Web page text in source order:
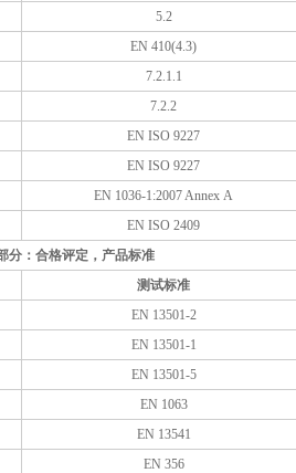
5.2
EN 410(4.3)
7.2.1.1
7.2.2
EN ISO 9227
EN ISO 9227
EN 1036-1:2007 Annex A
EN ISO 2409
分：合格评定，产品标准
测试标准
EN 13501-2
EN 13501-1
EN 13501-5
EN 1063
EN 13541
EN 356